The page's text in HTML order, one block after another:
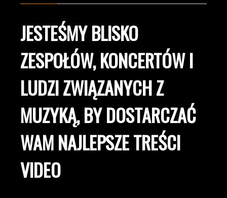
JESTEŚMY BLISKO
ZESPOŁÓW, KONCERTÓW I
LUDZI ZWIĄZANYCH Z
MUZYKĄ, BY DOSTARCZAĆ
WAM NAJLEPSZE TREŚCI
VIDEO